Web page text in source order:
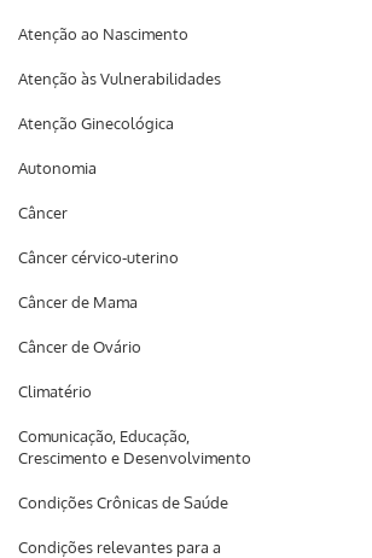
Atenção ao Nascimento
Atenção às Vulnerabilidades
Atenção Ginecológica
Autonomia
Câncer
Câncer cérvico-uterino
Câncer de Mama
Câncer de Ovário
Climatério
Comunicação, Educação,
Crescimento e Desenvolvimento
Condições Crônicas de Saúde
Condições relevantes para a